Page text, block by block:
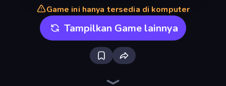
Game ini hanya tersedia di komputer
Tampilkan Game lainnya